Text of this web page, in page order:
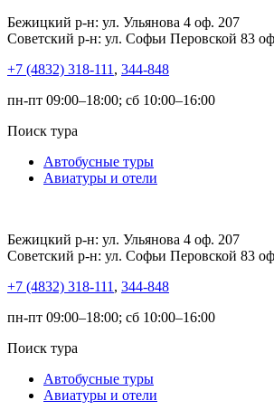
Бежицкий р-н: ул. Ульянова 4 оф. 207
Советский р-н: ул. Софьи Перовской 83
+7 (4832) 318-111 , 344-848
пн-пт 09:00–18:00; сб 10:00–16:00
Поиск тура
Автобусные туры
Авиатуры и отели
Бежицкий р-н: ул. Ульянова 4 оф. 207
Советский р-н: ул. Софьи Перовской 83
+7 (4832) 318-111 , 344-848
пн-пт 09:00–18:00; сб 10:00–16:00
Поиск тура
Автобусные туры
Авиатуры и отели